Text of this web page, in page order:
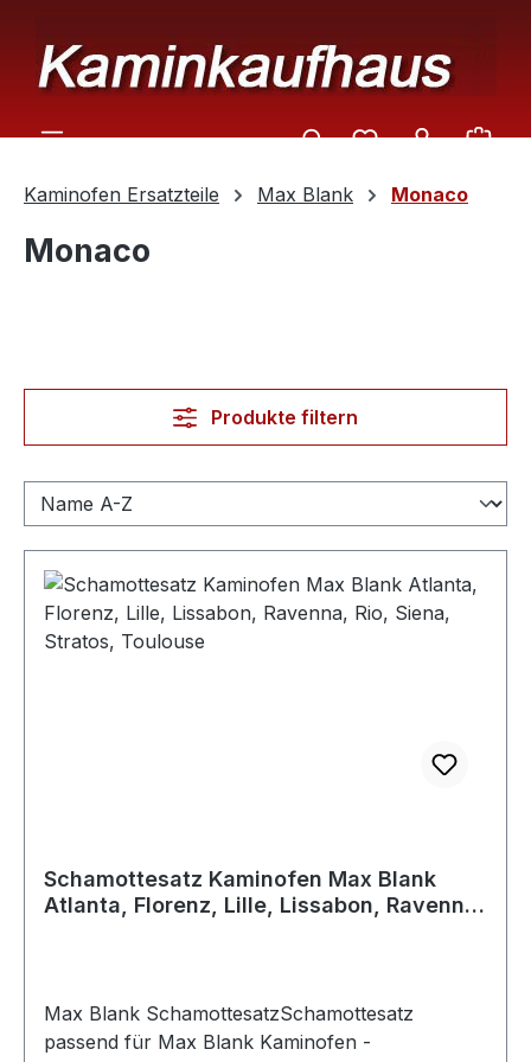
Kaminofen Ersatzteile Max Blank Monaco
Monaco
Produkte filtern
Schamottesatz Kaminofen Max Blank
Atlanta, Florenz, Lille, Lissabon, Ravenna,
Max Blank SchamottesatzSchamottesatz
passend für Max Blank Kaminofen -